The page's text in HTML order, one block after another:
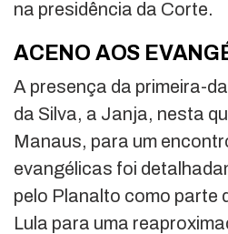
na presidência da Corte.
ACENO AOS
A presença da primeira-
da Silva, a Janja, nesta
Manaus, para um
evangélicas foi
pelo Planalto como parte
Lula para uma